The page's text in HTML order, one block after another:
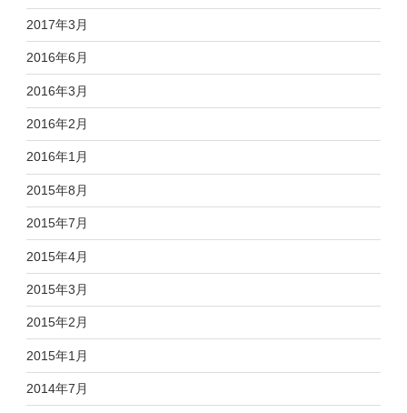
2017年3月
2016年6月
2016年3月
2016年2月
2016年1月
2015年8月
2015年7月
2015年4月
2015年3月
2015年2月
2015年1月
2014年7月